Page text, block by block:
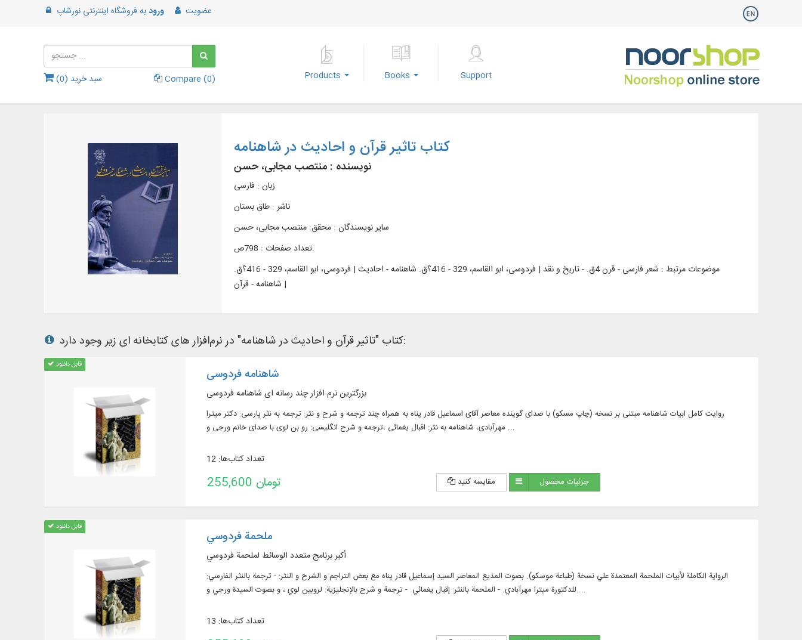
ورودبه فروشگاه اینترنتی نورشاپ عضویت
سبد خرید (0
) Compare (0) Products Books Support
کتاب تاثیر قرآن و احادیث در شاهنامه
نویسنده : منتصب مجابی، حسن
زبان : فارسی
ناشر : طاق بستان
سایر نویسندگان : محقق: منتصب مجابی، حسن
تعداد صفحات : 798ص.
موضوعات مرتبط :
شعر فارسی - قرن 4ق. - تاریخ و نقد | فردوسی، ابو القاسم، 329 - 416؟ق. شاهنامه - احادیث | فردوسی، ابو القاسم، 329 - 416؟ق.
شاهنامه - قرآن |
کتاب "تاثیر قرآن و احادیث در شاهنامه" در نرم‌افزار های کتابخانه ای زیر وجود دارد:
قابل دانلود
شاهنامه فردوسی
بزرگترین نرم افزار چند رسانه ای شاهنامه فردوسی
روایت کامل ابیات شاهنامه مبتنی بر نسخه (چاپ مسکو) با صدای گوینده معاصر آقای اسماعیل قادر پناه به همراه چند ترجمه و شرح و نثر: ترجمه به نثر پارسی: دکتر میترا
مهرآبادی، شاهنامه به نثر: اقبال یغمائی ،ترجمه و شرح انگلیسی: رو بن لوی با صدای خانم ورجی و ...
تعداد کتاب‌ها: 12
255,600 تومان مقایسه کنید جزئیات محصول
قابل دانلود
ملحمة فردوسي
أكبر برنامج متعدد الوسائط لملحمة فردوسي
الرواية الكاملة لأبيات الملحمة المعتمدة علي نسخة (طباعة موسكو). بصوت المذيع المعاصر السيد إسماعيل قادر پناه مع بعض التراجم و الشرح و النثر: - ترجمة بالنثر الفارسي:
للدكتورة ميترا مهرآبادي. - الملحمة بالنثر: إقبال يغمائي. - ترجمة و شرح بالإنجليزية: لروبين لوي ، و بصوت السيدة ورجي و....
تعداد کتاب‌ها: 13